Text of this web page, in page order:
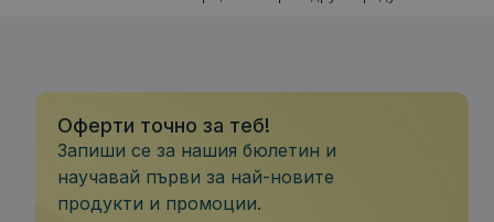
Оферти точно за теб!
Запиши се за нашия бюлетин и
научавай първи за най-новите
продукти и промоции.